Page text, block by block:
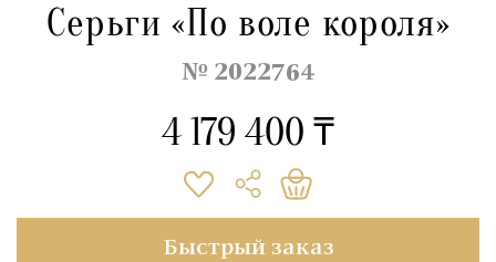
Серьги «По воле короля»
№ 2022764
4 179 400 ₸
Быстрый заказ